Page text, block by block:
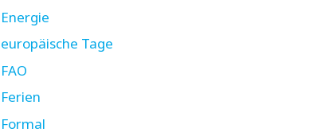
Energie
europäische Tage
FAO
Ferien
Formal